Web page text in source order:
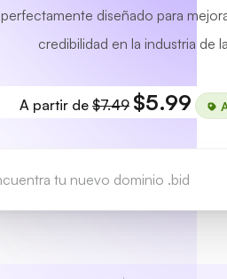
perfectamente diseñado para
credibilidad en la industria de
A partir de $7.49 $5.99